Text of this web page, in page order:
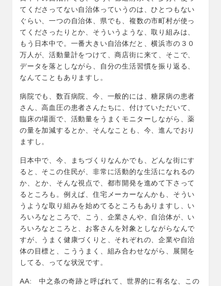
てくださってない自治体っていうのは、ひとつもない
ぐらい、一つの自治体、県でも、複数の市町村が使っ
てくださったりとか、そういうような、取り組みは、
もう日本中で。一番大きい自治体だと、横浜市の３０
万人が、活動量計をつけて、商店街に来て、そこで、
データを落としながら、自分の生活習慣を振り返る、
なんてこともありますし。
病院でも、数百病院、今、一般的には、糖尿病の患者
さん、高血圧の患者さんたちに、付けていただいて、
臨床の場面で、活動量をうまくモニターしながら、薬
の量を加減するとか、そんなことも、今、進んでおり
ますし。
日本中で、今、まちづくりなんかでも、どんな街にす
ると、そこの住民が、非常に活動的な生活になれるの
か、とか、そんな視点で、都市開発を進めて下さって
るところも。例えば、住宅メーカーなんかも、そうい
うような取り組みを始めてるところもありますし、い
ろいろなところで、こう、企業さんや、自治体が、い
ろいろなところと、お客さんを対象としながらなんで
すが、うまく健康づくりと、それぞれの、企業や自治
体の目標と、こううまく、組み合わせながら、展開を
してる、ってな状況です。
AA: 中之条の奇跡と呼ばれて、世界的に有名な、この